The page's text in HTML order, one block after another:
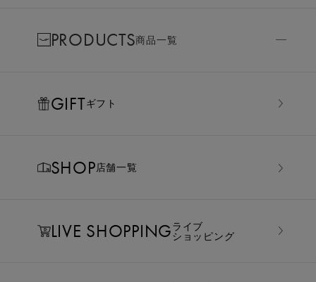
PRODUCTS商品一覧
GIFTギフト
SHOP店舗一覧
LIVE SHOPPINGライブ
ショッピング